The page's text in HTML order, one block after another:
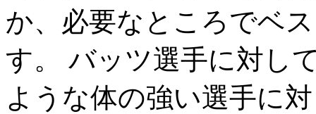
か、必要なところでベ
す。 バッツ選手に対し
ような体の強い選手に